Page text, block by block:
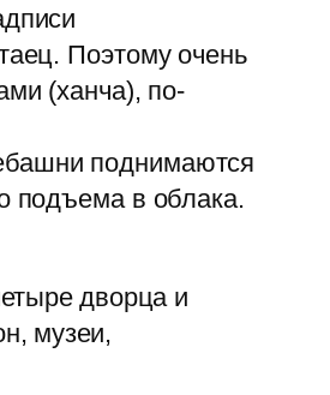
Поэтому очень
(ханча), по-
поднимаются
подъема в облака.
дворца и
музеи,